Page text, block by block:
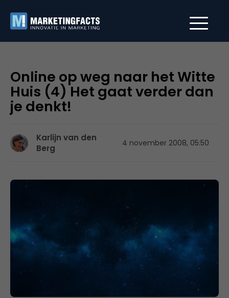
Online op weg naar het Witte
Huis (4) Het gaat verder dan
je denkt!
Karlijn van den
Berg
4 november 2008, 05:50